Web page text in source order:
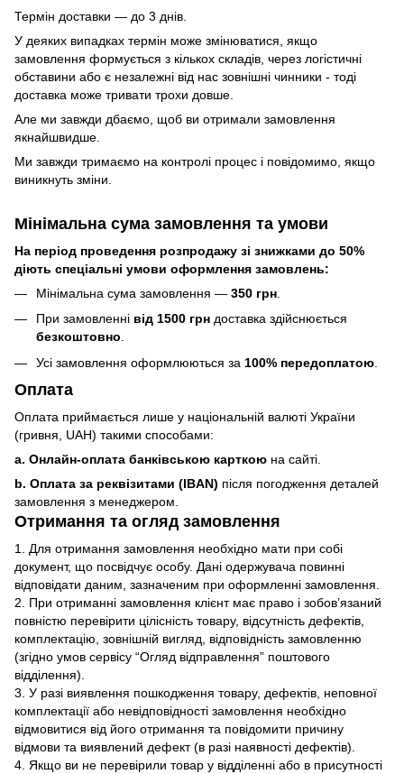
Термін доставки — до 3 днів.
У деяких випадках термін може змінюватися, якщо
замовлення формується з кількох складів, через логістичні
обставини або є незалежні від нас зовнішні чинники - тоді
доставка може тривати трохи довше.
Але ми завжди дбаємо, щоб ви отримали замовлення
якнайшвидше.
Ми завжди тримаємо на контролі процес і повідомимо, якщо
виникнуть зміни.
Мінімальна сума замовлення та умови
На період проведення розпродажу зі знижками до 50%
діють спеціальні умови оформлення замовлень:
Мінімальна сума замовлення — 350 грн
При замовленні від 1500 грн доставка здійснюється
безкоштовно.
Усі замовлення оформлюються за 100% передоплатою
Оплата
Оплата приймається лише у національній валюті України
(гривня, UAH) такими способами:
a. Онлайн-оплата банківською карткою на сайті.
b. Оплата за реквізитами (IBAN) після погодження деталей
замовлення з менеджером.
Отримання та огляд замовлення
1. Для отримання замовлення необхідно мати при собі
документ, що посвідчує особу. Дані одержувача повинні
відповідати даним, зазначеним при оформленні замовлення.
2. При отриманні замовлення клієнт має право і зобов’язаний
повністю перевірити цілісність товару, відсутність дефектів,
комплектацію, зовнішній вигляд, відповідність замовленню
(згідно умов сервісу “Огляд відправлення” поштового
відділення).
3. У разі виявлення пошкодження товару, дефектів, неповної
комплектації або невідповідності замовлення необхідно
відмовитися від його отримання та повідомити причину
відмови та виявлений дефект (в разі наявності дефектів).
4. Якщо ви не перевірили товар у відділенні або в присутності